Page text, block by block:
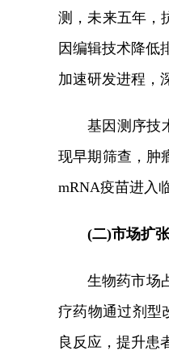
测，未来五年，
因编辑技术降低
加速研发进程，
基因测序技
现早期筛查，肿
mRNA疫苗进入
(二)市场扩
生物药市场
疗药物通过剂型
良反应，提升患